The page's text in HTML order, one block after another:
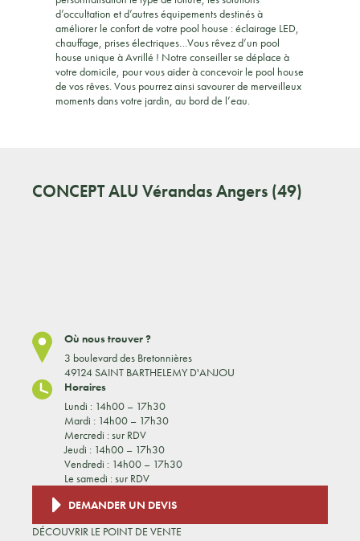
d’occultation et d’autres équipements destinés à
améliorer le confort de votre pool house : éclairage LED,
chauffage, prises électriques…Vous rêvez d’un pool
house unique à Avrillé ! Notre conseiller se déplace à
votre domicile, pour vous aider à concevoir le pool house
de vos rêves. Vous pourrez ainsi savourer de merveilleux
moments dans votre jardin, au bord de l’eau.
CONCEPT ALU Vérandas Angers (49)
Où nous trouver ?
3 boulevard des Bretonnières
49124 SAINT BARTHELEMY D'ANJOU
Horaires
Lundi : 14h00 – 17h30
Mardi : 14h00 – 17h30
Mercredi : sur RDV
Jeudi : 14h00 – 17h30
Vendredi : 14h00 – 17h30
Le samedi : sur RDV
DEMANDER UN DEVIS
DÉCOUVRIR LE POINT DE VENTE